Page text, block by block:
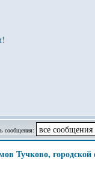
сообщения:
Тучково,